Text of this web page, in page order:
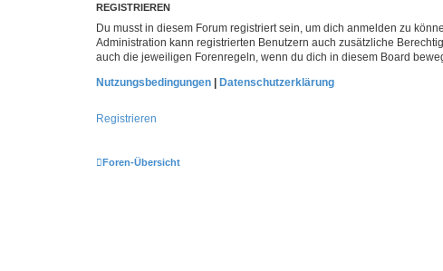
REGISTRIEREN
Du musst in diesem Forum registriert sein, um dich anmelden zu
Administration kann registrierten Benutzern auch zusätzliche
auch die jeweiligen Forenregeln, wenn du dich in diesem Board
Nutzungsbedingungen
Datenschutzerklärung
Registrieren
Foren-Übersicht